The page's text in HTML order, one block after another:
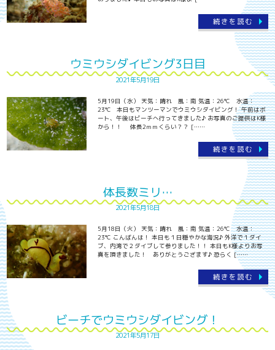
続きを読む
ウミウシダイビング3日目
2021年5月19日
5月19日（水） 天気：晴れ 風：南 気温：26℃ 水温：
23℃ 本日もマンツーマンでウミウシダイビング！ 午前はボ
ート、午後はビーチへ行ってきました♪ お写真のご提供はK様
から！！ 体長2ｍｍくらい？？ [……
続きを読む
体長数ミリ…
2021年5月18日
5月18日（火） 天気：晴れ 風：南 気温：26℃ 水温：
23℃ こんばんは！ 本日も１日穏やかな海況♪ 外洋で１ダイ
ブ、内湾で２ダイブして参りました！！ 本日もK様よりお写
真を頂きました！ ありがとうござます♪ 恐らく [……
続きを読む
ビーチでウミウシダイビング！
2021年5月17日